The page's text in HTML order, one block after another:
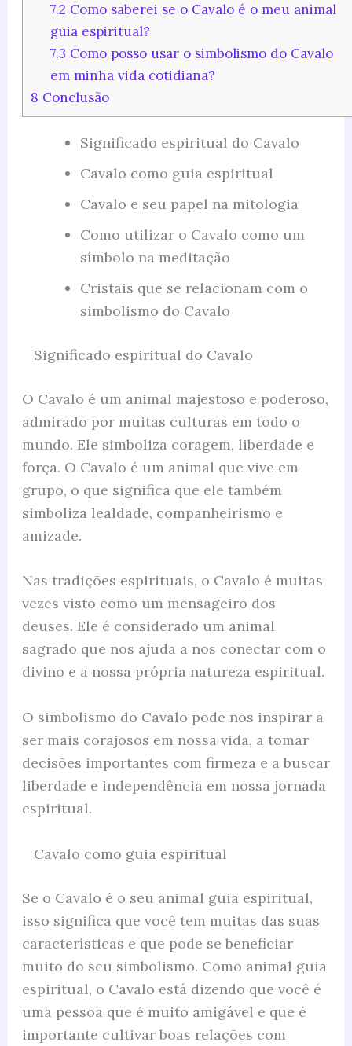
7.2 Como saberei se o Cavalo é o meu animal
guia espiritual?
7.3 Como posso usar o simbolismo do Cavalo
em minha vida cotidiana?
8 Conclusão
Significado espiritual do Cavalo
Cavalo como guia espiritual
Cavalo e seu papel na mitologia
Como utilizar o Cavalo como um
símbolo na meditação
Cristais que se relacionam com o
simbolismo do Cavalo
Significado espiritual do Cavalo
O Cavalo é um animal majestoso e poderoso,
admirado por muitas culturas em todo o
mundo. Ele simboliza coragem, liberdade e
força. O Cavalo é um animal que vive em
grupo, o que significa que ele também
simboliza lealdade, companheirismo e
amizade.
Nas tradições espirituais, o Cavalo é muitas
vezes visto como um mensageiro dos
deuses. Ele é considerado um animal
sagrado que nos ajuda a nos conectar com o
divino e a nossa própria natureza espiritual.
O simbolismo do Cavalo pode nos inspirar a
ser mais corajosos em nossa vida, a tomar
decisões importantes com firmeza e a buscar
liberdade e independência em nossa jornada
espiritual.
Cavalo como guia espiritual
Se o Cavalo é o seu animal guia espiritual,
isso significa que você tem muitas das suas
características e que pode se beneficiar
muito do seu simbolismo. Como animal guia
espiritual, o Cavalo está dizendo que você é
uma pessoa que é muito amigável e que é
importante cultivar boas relações com